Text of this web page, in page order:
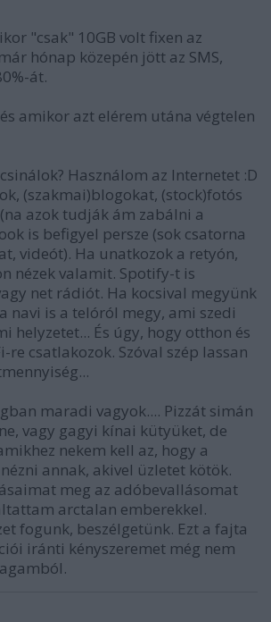
"csak" 10GB volt fixen az
hónap közepén jött az SMS,
át.
amikor azt elérem utána végtelen
Használom az Internetet :D
(szakmai)blogokat, (stock)fotós
azok tudják ám zabálni a
is befigyel persze (sok csatorna
videót). Ha unatkozok a retyón,
nézek valamit. Spotify-t is
net rádiót. Ha kocsival megyünk
navi is a telóról megy, ami szedi
helyzetet... És úgy, hogy otthon és
re csatlakozok. Szóval szép lassan
maradi vagyok.... Pizzát simán
vagy gagyi kínai kütyüket, de
nekem kell az, hogy a
annak, akivel üzletet kötök.
meg az adóbevallásomat
arctalan emberekkel.
fogunk, beszélgetünk. Ezt a fajta
iránti kényszeremet még nem